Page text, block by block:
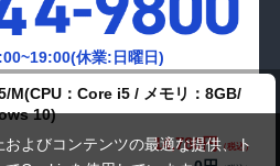
：Core i5 / メモリ：8GB/
10)
14,780円
休業:日曜日)
こちら
よびコンテンツの最適な提供、ト